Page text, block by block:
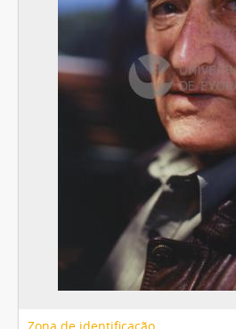
Zona de identificação